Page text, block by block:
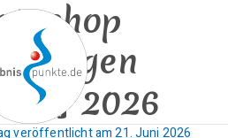
Keygen
2026
veröffentlicht am21. Juni 2026